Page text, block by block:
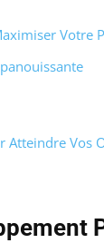
Votre
Atteindre Vos